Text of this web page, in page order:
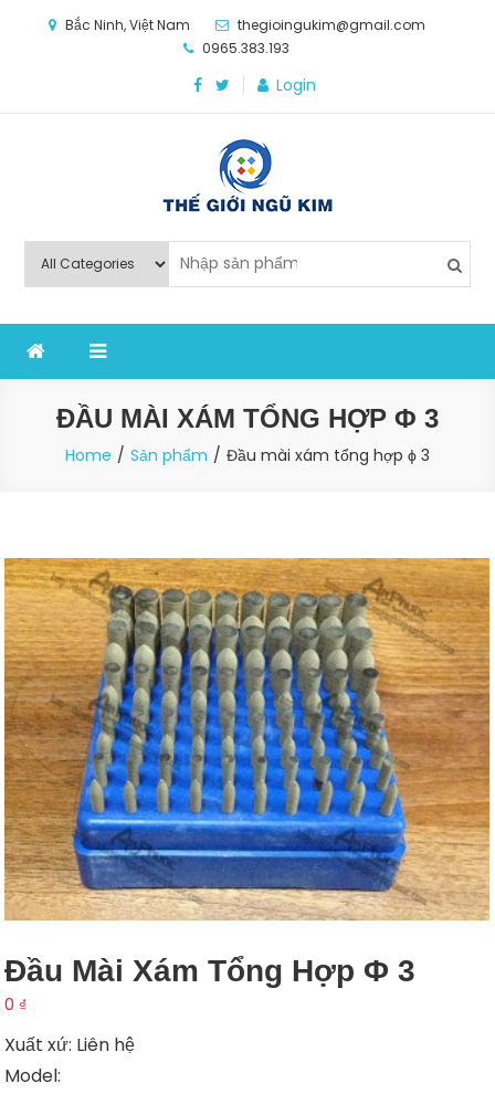
Bắc Ninh, Việt Nam
thegioingukim@gmail.com
0965.383.193
Login
Thế Giới Ngũ Kim
nghiệp sản xuất
ĐẦU MÀI XÁM TỔNG HỢP Φ 3
Home Sản phẩm Đầu mài xám tổng hợp ϕ 3
Đầu Mài Xám Tổng Hợp Φ 3
0 ₫
Xuất xứ: Liên hệ
Model: